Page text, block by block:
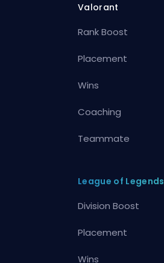
Valorant
Rank Boost
Placement
Wins
Coaching
Teammate
League of Legends
Division Boost
Placement
Wins